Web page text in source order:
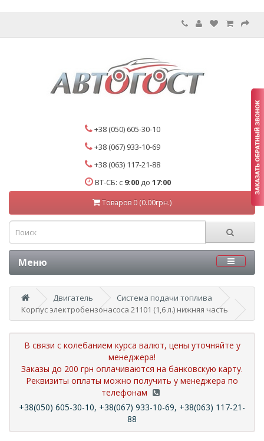
+38 (050) 605-30-10
+38 (067) 933-10-69
+38 (063) 117-21-88
ВТ-СБ: с 9:00 до 17:00
Товаров 0 (0.00грн.)
Меню
Двигатель
Система подачи топлива
Корпус электробензонасоса 21101 (1,6 л.) нижняя часть
В связи с колебанием курса валют, цены уточняйте у
менеджера!
Заказы до 200 грн оплачиваются на банковскую карту.
Реквизиты оплаты можно получить у менеджера по
телефонам
+38(050) 605-30-10, +38(067) 933-10-69, +38(063) 117-21-
88